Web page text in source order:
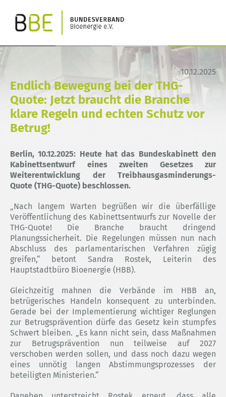
10.12.2025
Endlich Bewegung bei der THG-
Quote: Jetzt braucht die Branche
klare Regeln und echten Schutz vor
Betrug!
Berlin, 10.12.2025: Heute hat das Bundeskabinett den
Kabinettsentwurf eines zweiten Gesetzes zur
Weiterentwicklung der Treibhausgasminderungs-
Quote (THG-Quote) beschlossen.
„Nach langem Warten begrüßen wir die überfällige
Veröffentlichung des Kabinettsentwurfs zur Novelle der
THG-Quote! Die Branche braucht dringend
Planungssicherheit. Die Regelungen müssen nun nach
Abschluss des parlamentarischen Verfahren zügig
greifen,“ betont Sandra Rostek, Leiterin des
Hauptstadtbüro Bioenergie (HBB).
Gleichzeitig mahnen die Verbände im HBB an,
betrügerisches Handeln konsequent zu unterbinden.
Gerade bei der Implementierung wichtiger Reglungen
zur Betrugsprävention dürfe das Gesetz kein stumpfes
Schwert bleiben. „Es kann nicht sein, dass Maßnahmen
zur Betrugsprävention nun teilweise auf 2027
verschoben werden sollen, und dass noch dazu wegen
eines unnötig langen Abstimmungsprozesses der
beteiligten Ministerien.“